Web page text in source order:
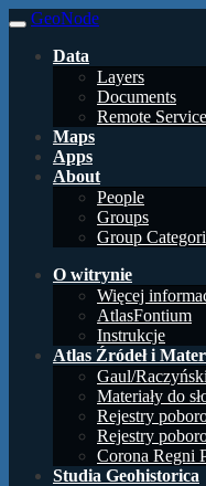
GeoNode
Data
Layers
Documents
Remote
Maps
Apps
About
People
Groups
Group
O witrynie
Więcej
AtlasFontium
Instrukcje
Atlas Źródeł i
Gaul/Raczyński
Materiały do
Rejestry
Rejestry
Corona Regni
Studia Geohistorica